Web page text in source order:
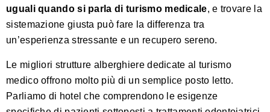
uguali quando si parla di turismo medicale, e trovare la
sistemazione giusta può fare la differenza tra
un’esperienza stressante e un recupero sereno.
Le migliori strutture alberghiere dedicate al turismo
medico offrono molto più di un semplice posto letto.
Parliamo di hotel che comprendono le esigenze